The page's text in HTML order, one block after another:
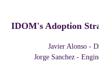
IDOM's Adoption
Javier Alonso -
Jorge Sanchez -